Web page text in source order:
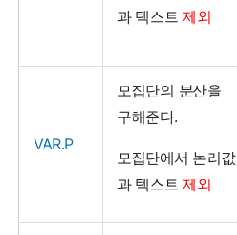
과 텍스트제외
VAR.P
모집단의 분산을
구해준다.
모집단에서 논리값
과 텍스트제외